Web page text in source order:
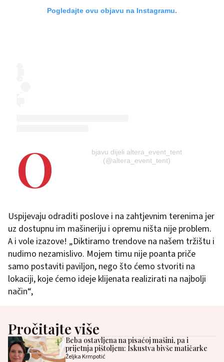
Pogledajte ovu objavu na Instagramu.
O
bjavu dijeli altera_event_tent
(@altera_event_tent)
Uspijevaju odraditi poslove i na zahtjevnim terenima jer
uz dostupnu im mašineriju i opremu ništa nije problem.
A i vole izazove! „Diktiramo trendove na našem tržištu i
nudimo nezamislivo. Mojem timu nije poanta priče
samo postaviti paviljon, nego što ćemo stvoriti na
lokaciji, koje ćemo ideje klijenata realizirati na najbolji
način“,
Pročitajte više
Beba ostavljena na pisaćoj mašini, pa i
prijetnja pištoljem: Iskustva bivše matičarke
Željka Krmpotić